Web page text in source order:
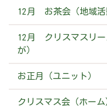
12月 お茶会（地域活
12月 クリスマスリー
が）
お正月（ユニット）
クリスマス会（ホーム